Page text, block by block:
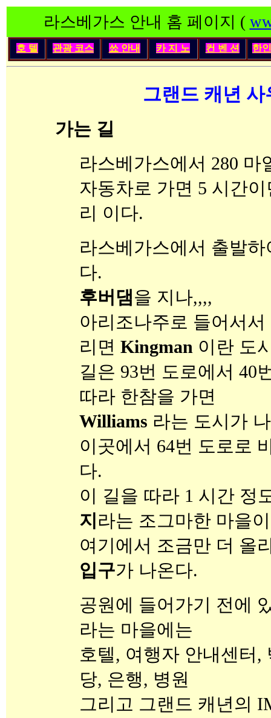
라스베가스 안내 홈 페이지 (
호 텔 관광 코스 쑈 안내 카 지 노 컨 벤 션 한인
그랜드 캐년 사
가는 길
라스베가스에서 280
자동차로 가면 5 시간
리 이다.
라스베가스에서 출발
다.
후버댐을 지나,,,,
아리조나주로 들어서
리면 Kingman 이란 도
길은 93번 도로에서 40
따라 한참을 가면
Williams 라는 도시가
이곳에서 64번 도로로
다.
이 길을 따라 1 시간 정
지 라는 조그마한 마을
여기에서 조금만 더 올
입구가 나온다.
공원에 들어가기 전에
라는 마을에는
호텔, 여행자 안내센터,
당, 은행, 병원
그리고 그랜드 캐년의